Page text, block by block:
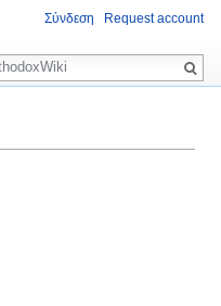
Σύνδεση Request account